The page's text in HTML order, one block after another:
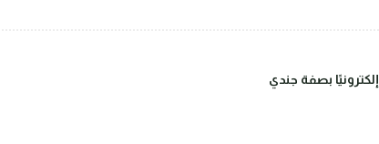
بصفة جندي